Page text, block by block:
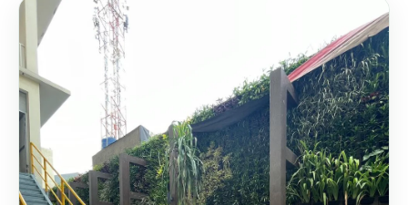
Tamanproject | Ibu Natas…
Tangerang Selatan
SISTEM KARPET
Proyek Vertical Garden Karpet Geotextile |
Ibu Sarah -…